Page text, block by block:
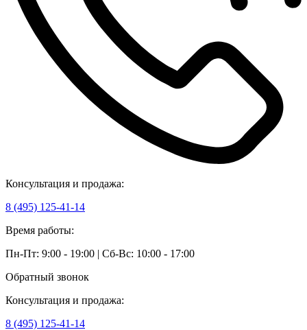
Консультация и продажа:
8 (495) 125-41-14
Время работы:
Пн-Пт: 9:00 - 19:00 | Сб-Вс: 10:00 - 17:00
Обратный звонок
Консультация и продажа:
8 (495) 125-41-14